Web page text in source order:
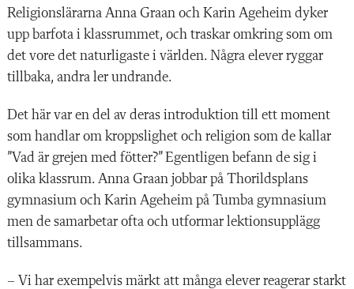
Religionslärarna Anna Graan och Karin Ageheim dyker
upp barfota i klassrummet, och traskar omkring som om
det vore det naturligaste i världen. Några elever ryggar
tillbaka, andra ler undrande.
Det här var en del av deras introduktion till ett moment
som handlar om kroppslighet och religion som de kallar
”Vad är grejen med fötter?” Egentligen befann de sig i
olika klassrum. Anna Graan jobbar på Thorildsplans
gymnasium och Karin Ageheim på Tumba gymnasium
men de samarbetar ofta och utformar lektionsupplägg
tillsammans.
– Vi har exempelvis märkt att många elever reagerar starkt